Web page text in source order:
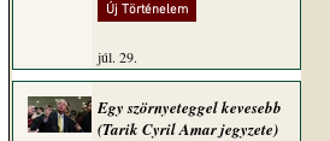
Új Történelem
júl. 29.
Egy szörnyeteggel kevesebb
(Tarik Cyril Amar jegyzete)